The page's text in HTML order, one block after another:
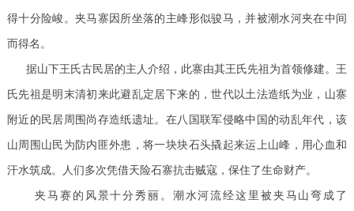
得十分险峻。夹马寨因所坐落的主峰形似骏马，并被潮水河夹在中间
而得名。
据山下王氏古民居的主人介绍，此寨由其王氏先祖为首领修建。王
氏先祖是明末清初来此避乱定居下来的，世代以土法造纸为业，山寨
附近的民居周围尚存造纸遗址。在八国联军侵略中国的动乱年代，该
山周围山民为防内匪外患，将一块块石头撬起来运上山峰，用心血和
汗水筑成。人们多次凭借天险石寨抗击贼寇，保住了生命财产。
夹马赛的风景十分秀丽。潮水河流经这里被夹马山弯成了